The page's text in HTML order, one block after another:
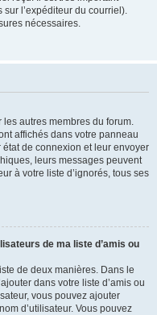
sur l’expéditeur du courriel).
nécessaires.
autres membres du forum.
affichés dans votre panneau
de connexion et leur envoyer
leurs messages peuvent
à votre liste d’ignorés, tous ses
de ma liste d’amis ou
de deux manières. Dans le
dans votre liste d’amis ou
vous pouvez ajouter
d’utilisateur. Vous pouvez